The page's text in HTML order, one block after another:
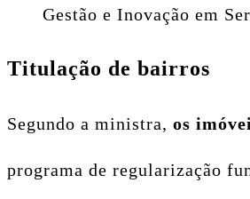
Gestão e Inovação em
Titulação de bairros
Segundo a ministra, os
programa de regularização